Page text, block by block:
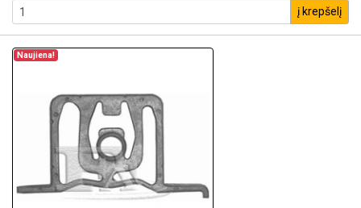
į krepšelį
Naujiena!